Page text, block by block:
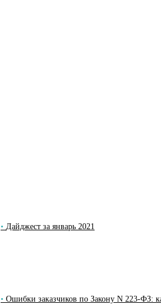
Дайджест за январь 2021
Ошибки заказчиков по Закону N 223-ФЗ: